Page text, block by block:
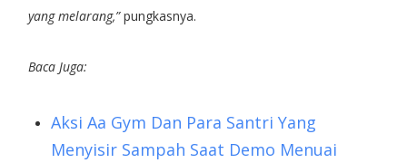
yang melarang,”pungkasnya.
Baca Juga:
Aksi Aa Gym Dan Para Santri Yang
Menyisir Sampah Saat Demo Menuai